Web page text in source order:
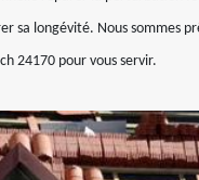
sa longévité. Nous sommes
24170 pour vous servir.